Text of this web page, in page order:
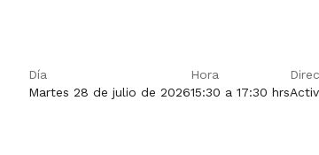
Día
Martes 28 de julio de 2026
Hora
15:30 a 17:30 hrs